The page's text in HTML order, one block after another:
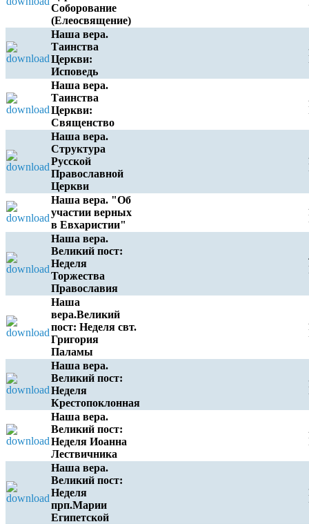
Соборование
(Елеосвящение)
Наша вера.
Таинства
Церкви:
Исповедь
Наша вера.
Таинства
Церкви:
Священство
Наша вера.
Структура
Русской
Православной
Церкви
Наша вера. "Об
участии верных
в Евхаристии"
Наша вера.
Великий пост:
Неделя
Торжества
Православия
Наша
вера.Великий
пост: Неделя свт.
Григория
Паламы
Наша вера.
Великий пост:
Неделя
Крестопоклонная
Наша вера.
Великий пост:
Неделя Иоанна
Лествичника
Наша вера.
Великий пост:
Неделя
прп.Марии
Египетской